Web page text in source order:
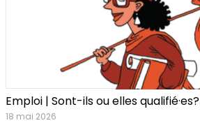
Emploi | Sont-ils ou elles qualifié·es?
18 mai 2026